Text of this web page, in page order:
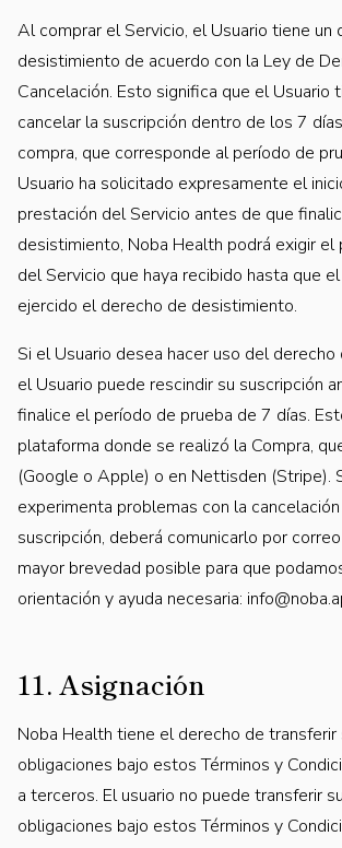
Al comprar el Servicio, el Usuario tiene un
desistimiento de acuerdo con la Ley de
Cancelación. Esto significa que el Usuario
cancelar la suscripción dentro de los 7
compra, que corresponde al período de
Usuario ha solicitado expresamente el
prestación del Servicio antes de que
desistimiento, Noba Health podrá exigir el
del Servicio que haya recibido hasta que
ejercido el derecho de desistimiento.
Si el Usuario desea hacer uso del
el Usuario puede rescindir su suscripción
finalice el período de prueba de 7 días.
plataforma donde se realizó la Compra,
(Google o Apple) o en Nettisden (Stripe).
experimenta problemas con la
suscripción, deberá comunicarlo por
mayor brevedad posible para que
orientación y ayuda necesaria:
11. Asignación
Noba Health tiene el derecho de
obligaciones bajo estos Términos y
a terceros. El usuario no puede transferir
obligaciones bajo estos Términos y